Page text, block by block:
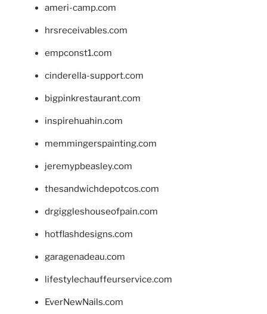
ameri-camp.com
hrsreceivables.com
empconst1.com
cinderella-support.com
bigpinkrestaurant.com
inspirehuahin.com
memmingerspainting.com
jeremypbeasley.com
thesandwichdepotcos.com
drgiggleshouseofpain.com
hotflashdesigns.com
garagenadeau.com
lifestylechauffeurservice.com
EverNewNails.com